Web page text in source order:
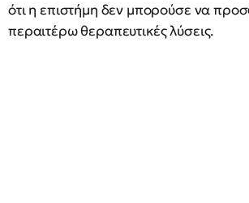
ότι η επιστήμη δεν μπορούσε να
περαιτέρω θεραπευτικές λύσεις.